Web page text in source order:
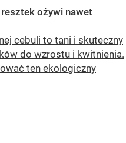
ożywi nawet
cebuli to tani i skuteczny
do wzrostu i kwitnienia.
ten ekologiczny